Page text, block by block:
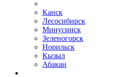
Канск
Лесосибирск
Минусинск
Зеленогорск
Норильск
Кызыл
Абакан